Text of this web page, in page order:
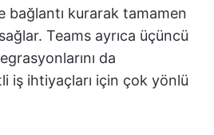
bağlantı kurarak tamamen
Teams ayrıca üçüncü
da
iş ihtiyaçları için çok yönlü